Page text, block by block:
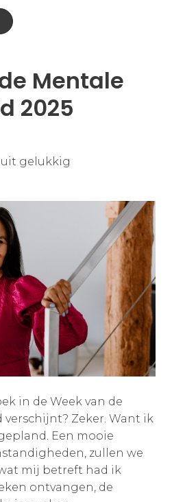
Mentale
2025
gelukkig
in de Week van de
verschijnt? Zeker. Want ik
Een mooie
zullen we
mij betreft had ik
ontvangen, de